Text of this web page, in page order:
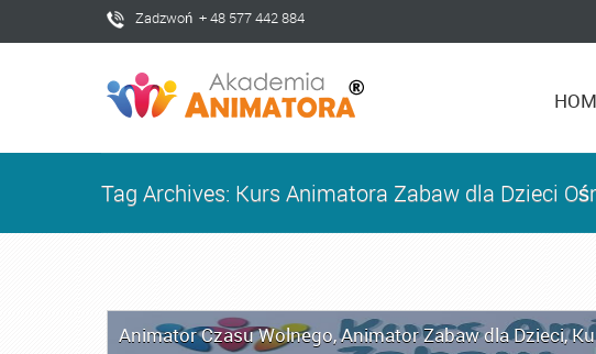
Zadzwoń + 48 577 442 884
Tag Archives: Kurs Animatora Zabaw dla Dzieci
Animator Czasu Wolnego,Animator Zabaw dla Dzieci,